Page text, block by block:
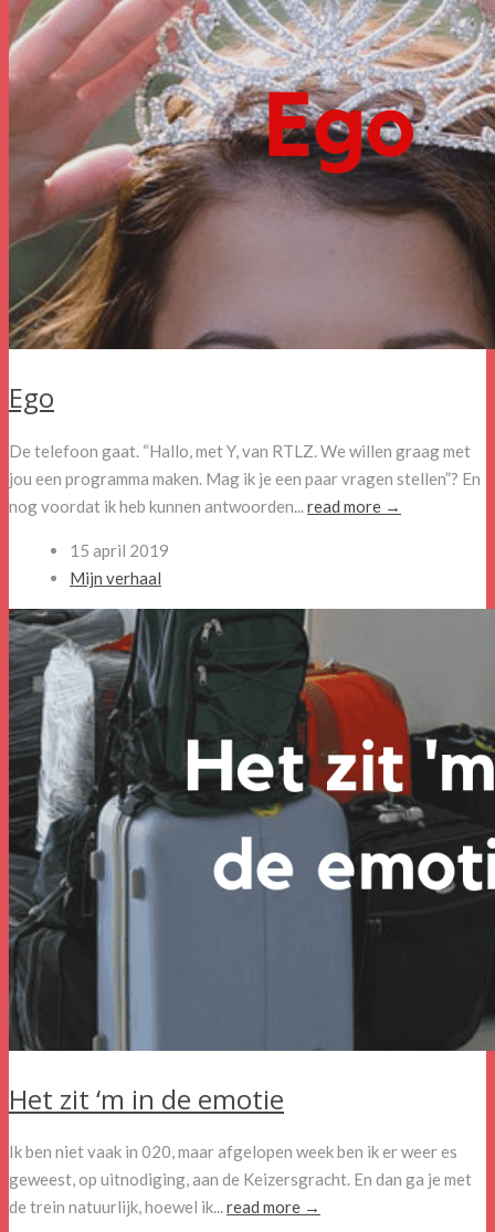
Ego
De telefoon gaat. “Hallo, met Y, van RTLZ. We willen graag met
jou een programma maken. Mag ik je een paar vragen stellen”? En
nog voordat ik heb kunnen antwoorden...read more →
15 april 2019
Mijn verhaal
Het zit ‘m in de emotie
Ik ben niet vaak in 020, maar afgelopen week ben ik er weer es
geweest, op uitnodiging, aan de Keizersgracht. En dan ga je met
de trein natuurlijk, hoewel ik...read more →